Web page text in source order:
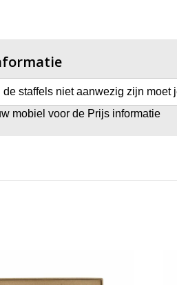
de staffels niet aanwezig zijn
mobiel voor de Prijs informatie